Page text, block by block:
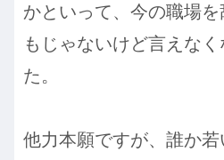
かといって、今の職場
もじゃないけど言えな
た。
他力本願ですが、誰か若